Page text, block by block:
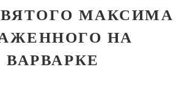
МАКСИМА
НА
ВАРВАРКЕ